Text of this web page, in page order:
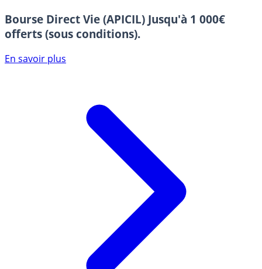
Bourse Direct Vie (APICIL) Jusqu'à 1 000€
offerts (sous conditions).
En savoir plus